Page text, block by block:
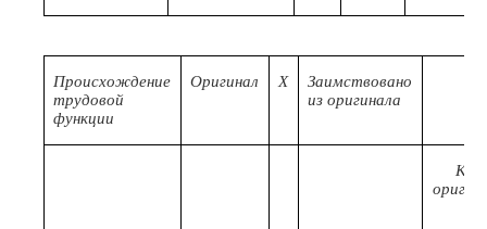
Происхождение
трудовой
функции
Оригинал X
Заимствовано
из оригинала
Код